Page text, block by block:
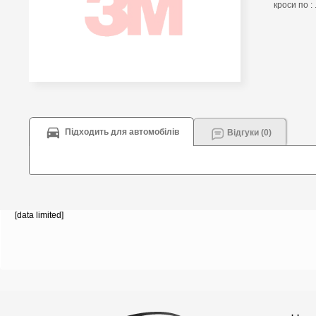
кроси по : .
Підходить для автомобілів Відгуки (0)
[data limited]